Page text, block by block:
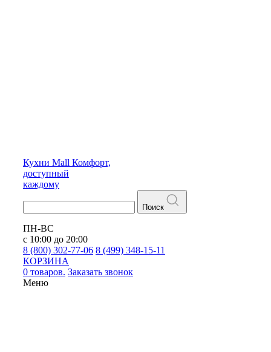
Кухни Mall Комфорт,
доступный
каждому
Поиск
ПН-ВС
с 10:00 до 20:00
8 (800) 302-77-06 8 (499) 348-15-11
КОРЗИНА
0 товаров. Заказать звонок
Меню